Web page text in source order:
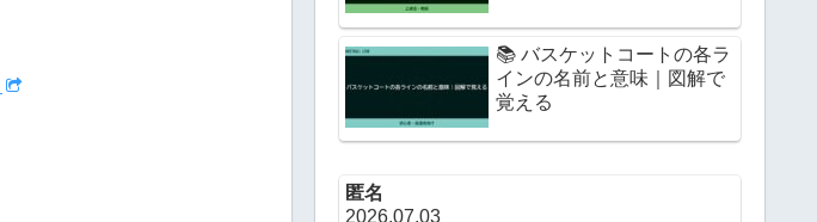
📚 バスケットコートの各ラ
インの名前と意味｜図解で
覚える
匿名
2026.07.03